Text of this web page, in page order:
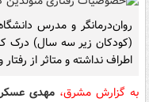
روان‌درمانگر و مدرس
(کودکان زیر سه سال) درک
اطراف نداشته و متاثر از
به گزارش مشرق، مهدی